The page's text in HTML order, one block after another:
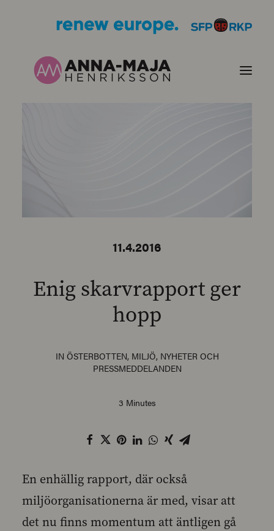
11.4.2016
Enig skarvrapport ger
hopp
IN ÖSTERBOTTEN, MILJÖ, NYHETER OCH
PRESSMEDDELANDEN
3 Minutes
En enhällig rapport, där också
miljöorganisationerna är med, visar att
det nu finns momentum att äntligen gå